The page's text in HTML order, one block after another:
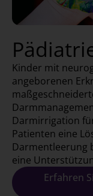
Kinder mit
angeborenen
Darmirrigation
Patienten eine
Darmentleerung
eine
Erfahren